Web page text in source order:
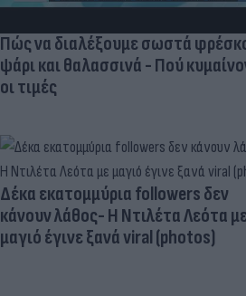
Πώς να διαλέξουμε σωστά
ψάρι και θαλασσινά - Πού
οι τιμές
Δέκα εκατομμύρια followers δεν
κάνουν λάθος- Η Ντιλέτα Λεότα με
μαγιό έγινε ξανά viral (photos)